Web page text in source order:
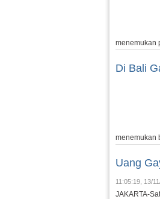
menemukan
Di Bali
menemukan
Uang
11:05:19, 13/
JAKARTA-